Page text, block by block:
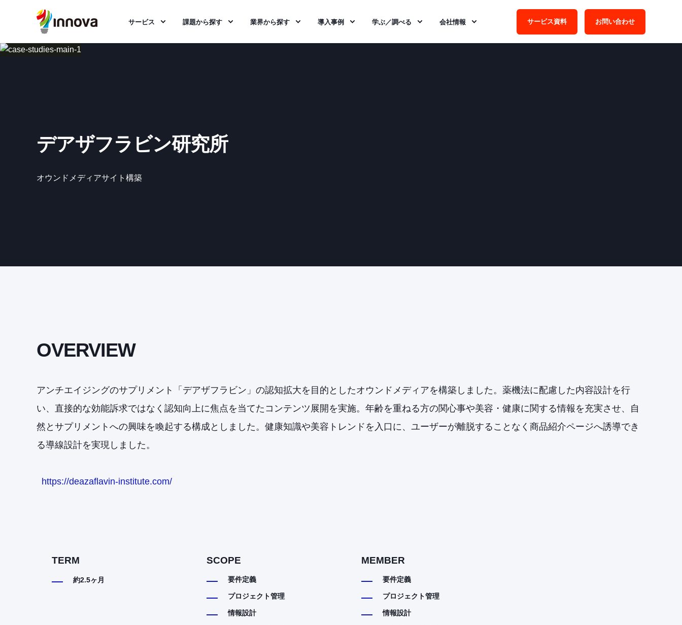
サービス 課題から探す 業界から探す 導入事例 学ぶ／調べる 会社情報 サービス資料 お問い合わせ
デアザフラビン研究所
オウンドメディアサイト構築
OVERVIEW
アンチエイジングのサプリメント「デアザフラビン」の認知拡大を目的としたオウンドメディアを構築しました。薬機法に配慮した内容設計を行
い、直接的な効能訴求ではなく認知向上に焦点を当てたコンテンツ展開を実施。年齢を重ねる方の関心事や美容・健康に関する情報を充実させ、自
然とサプリメントへの興味を喚起する構成としました。健康知識や美容トレンドを入口に、ユーザーが離脱することなく商品紹介ページへ誘導でき
る導線設計を実現しました。
https://deazaflavin-institute.com/
TERM
約2.5ヶ月
SCOPE
要件定義
プロジェクト管理
情報設計
MEMBER
要件定義
プロジェクト管理
情報設計